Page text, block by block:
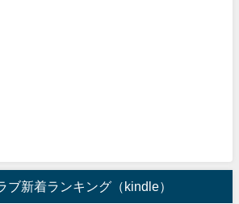
ブ新着ランキング（kindle）